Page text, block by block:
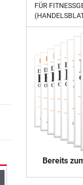
FÜR
Bereits